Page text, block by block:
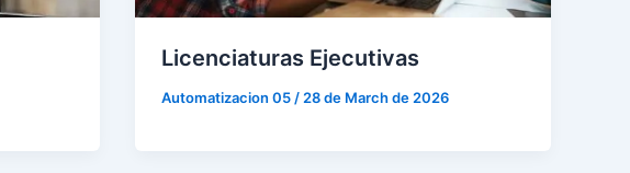
Licenciaturas Ejecutivas
Automatizacion 05/28 de March de 2026